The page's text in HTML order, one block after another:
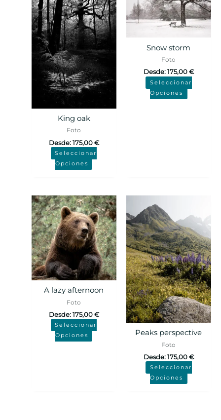
King oak
Foto
Desde:175,00€
Seleccionar
Opciones
Snow storm
Foto
Desde:175,00€
Seleccionar
Opciones
A lazy afternoon
Foto
Desde:175,00€
Seleccionar
Opciones
Peaks perspective
Foto
Desde:175,00€
Seleccionar
Opciones